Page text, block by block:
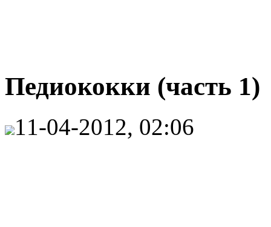
Педиококки (часть 1)
11-04-2012, 02:06